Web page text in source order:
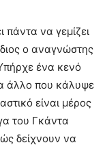
να γεμίζει
ο αναγνώστης
ένα κενό
άλλο που κάλυψε
είναι μέρος
του Γκάντα
δείχνουν να